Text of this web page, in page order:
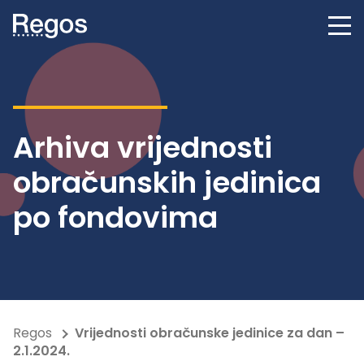
Arhiva vrijednosti
obračunskih jedinica
po fondovima
Regos
Vrijednosti obračunske jedinice za dan –
2.1.2024.